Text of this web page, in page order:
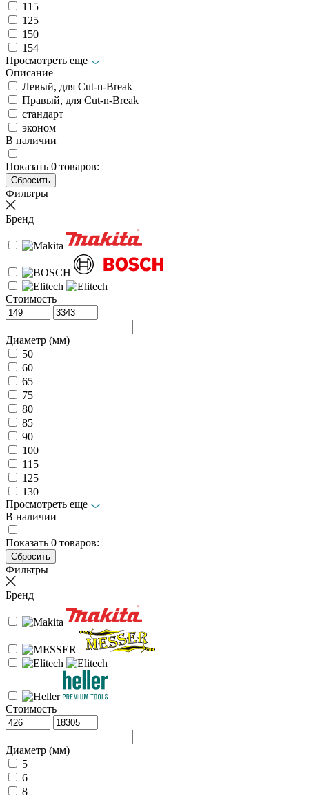
115
125
150
154
Просмотреть еще
Описание
Левый, для Cut-n-Break
Правый, для Cut-n-Break
стандарт
эконом
В наличии
Показать 0 товаров:
Фильтры
Бренд
Стоимость
Диаметр (мм)
50
60
65
75
80
85
90
100
115
125
130
Просмотреть еще
В наличии
Показать 0 товаров:
Фильтры
Бренд
Стоимость
Диаметр (мм)
5
6
8